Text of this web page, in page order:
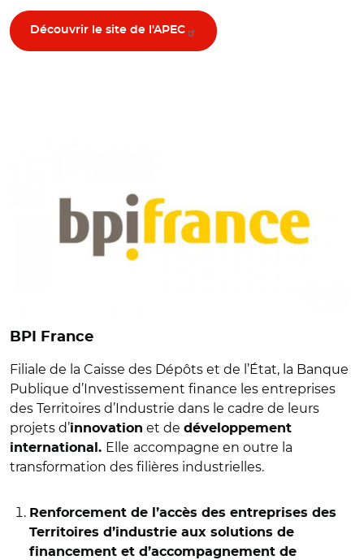
Découvrir le site de l'APEC
BPI France
Filiale de la Caisse des Dépôts et de l’État, la Banque
Publique d’Investissement finance les entreprises
des Territoires d’Industrie dans le cadre de leurs
projets d’innovation et de développement
international. Elle accompagne en outre la
transformation des filières industrielles.
Renforcement de l’accès des entreprises des
Territoires d’industrie aux solutions de
financement et d’accompagnement de